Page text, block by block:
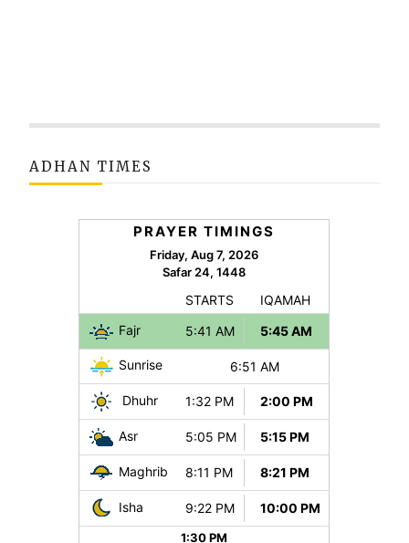
ADHAN TIMES